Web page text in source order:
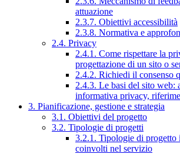
attuazione
2.3.7. Obiettivi accessibilità
2.3.8. Normativa e
2.4. Privacy
2.4.1. Come rispettare la
progettazione di un sito o
2.4.2. Richiedi il consenso
2.4.3. Le basi del sito web:
informativa privacy,
3. Pianificazione, gestione e strategia
3.1. Obiettivi del progetto
3.2. Tipologie di progetti
3.2.1. Tipologie di progetto
coinvolti nel servizio